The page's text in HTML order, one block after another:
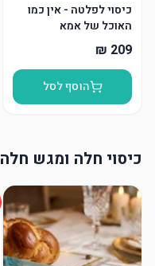
כיסוי לפלטה - אין כמו
האוכל של אמא
הוסף לסל
כיסוי חלה ומגש חלה